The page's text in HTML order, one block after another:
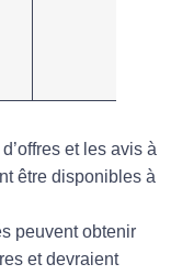
et les avis à
être disponibles à
peuvent obtenir
et devraient